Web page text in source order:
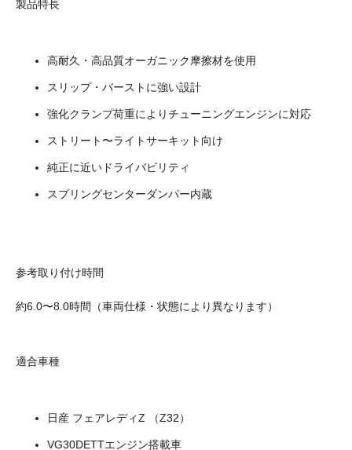
製品特長
高耐久・高品質オーガニック摩擦材を使用
スリップ・バーストに強い設計
強化クランプ荷重によりチューニングエンジンに対応
ストリート〜ライトサーキット向け
純正に近いドライバビリティ
スプリングセンターダンパー内蔵
参考取り付け時間
約6.0〜8.0時間（車両仕様・状態により異なります）
適合車種
日産 フェアレディZ （Z32）
VG30DETTエンジン搭載車